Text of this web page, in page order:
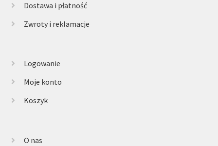
Dostawa i płatność
Zwroty i reklamacje
Logowanie
Moje konto
Koszyk
O nas